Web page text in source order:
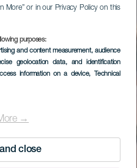
More” or in our Privacy Policy on this
purposes:
and content measurement, audience
geolocation data, and identification
information on a device, Technical
→
close